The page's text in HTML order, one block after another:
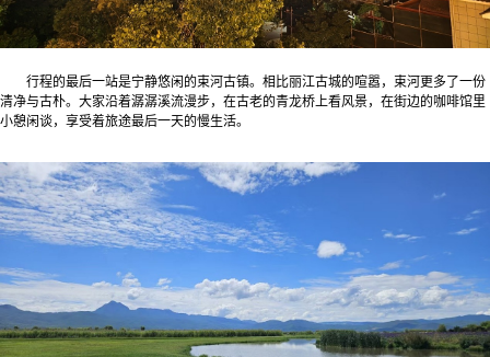
行程的最后一站是宁静悠闲的束河古镇。相比丽江古城的喧嚣，束河更多了一份
清净与古朴。大家沿着潺潺溪流漫步，在古老的青龙桥上看风景，在街边的咖啡馆里
小憩闲谈，享受着旅途最后一天的慢生活。